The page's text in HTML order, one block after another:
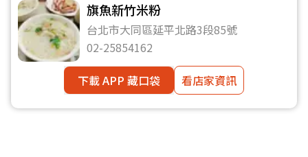
旗魚新竹米粉
台北市大同區延平北路3段85號
02-25854162
下載 APP 藏口袋
看店家資訊